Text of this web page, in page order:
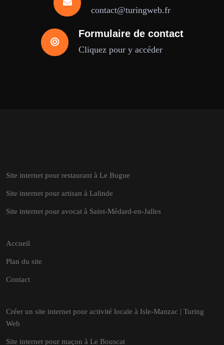
contact@turingweb.fr
Formulaire de contact
Cliquez pour y accéder
Site internet pour restaurant à Le Bugue
Site internet pour artisan à Lalinde
Site internet pour avocat à Saint-Médard-en-Jalles
Accueil
Plan du site
Contact
Créer un site internet pour activité locale à Isle-Manzac | Turing
Web
Site internet pour maçon à Le Bouscat